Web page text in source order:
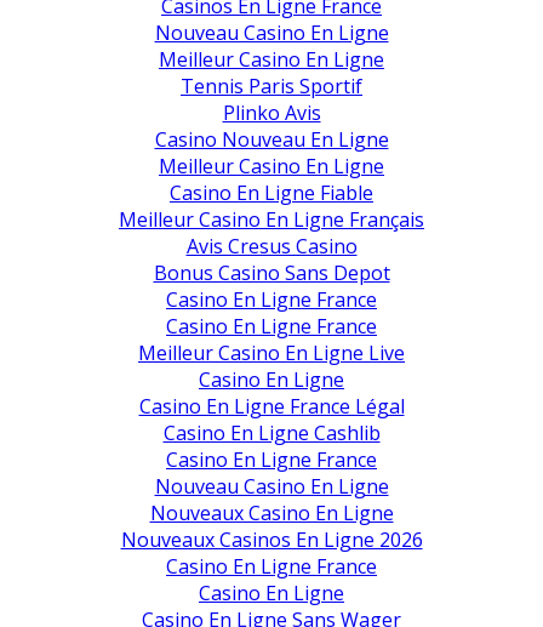
Casinos En Ligne France
Nouveau Casino En Ligne
Meilleur Casino En Ligne
Tennis Paris Sportif
Plinko Avis
Casino Nouveau En Ligne
Meilleur Casino En Ligne
Casino En Ligne Fiable
Meilleur Casino En Ligne Français
Avis Cresus Casino
Bonus Casino Sans Depot
Casino En Ligne France
Casino En Ligne France
Meilleur Casino En Ligne Live
Casino En Ligne
Casino En Ligne France Légal
Casino En Ligne Cashlib
Casino En Ligne France
Nouveau Casino En Ligne
Nouveaux Casino En Ligne
Nouveaux Casinos En Ligne 2026
Casino En Ligne France
Casino En Ligne
Casino En Ligne Sans Wager